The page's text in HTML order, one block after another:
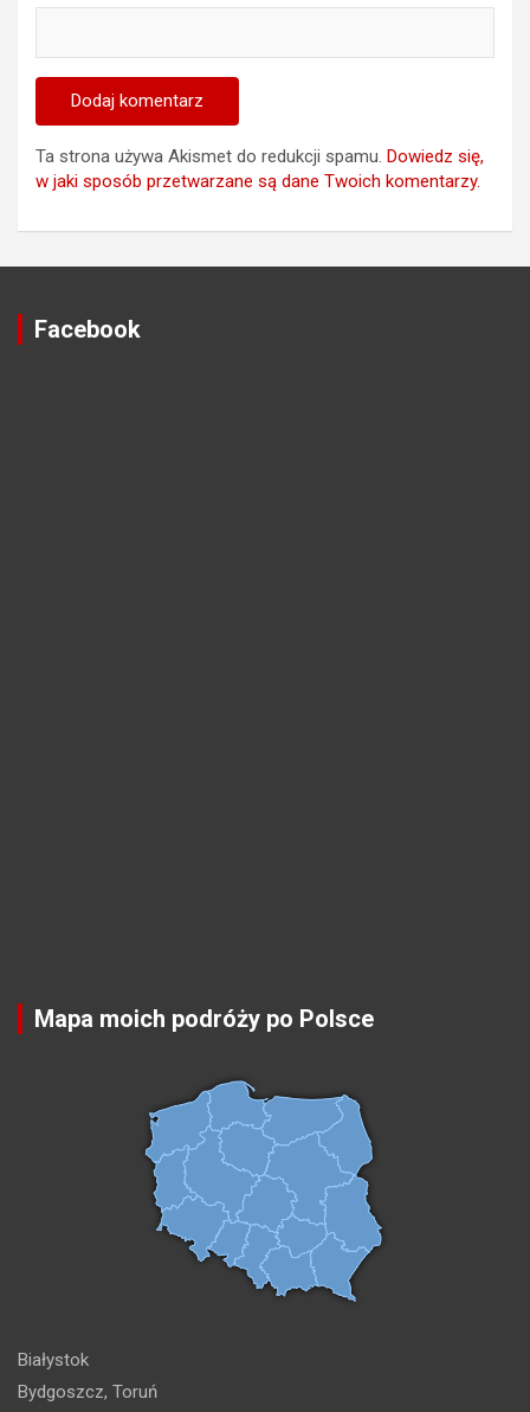
Ta strona używa Akismet do redukcji spamu. Dowiedz się,
w jaki sposób przetwarzane są dane Twoich komentarzy.
Facebook
Mapa moich podróży po Polsce
Białystok
Bydgoszcz, Toruń